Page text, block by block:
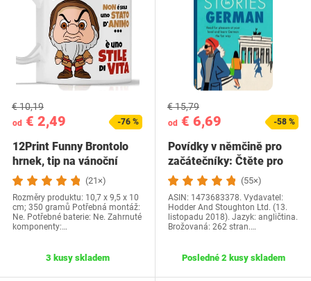
od € 2,49
€ 10,19
-76 %
12Print Funny Brontolo
hrnek, tip na vánoční
dárek a…
(21×)
Rozměry produktu: 10,7 x 9,5 x 10
cm; 350 gramů Potřebná montáž:
Ne. Potřebné baterie: Ne. Zahrnuté
komponenty:…
3 kusy skladem
od € 6,69
€ 15,79
-58 %
Povídky v němčině pro
začátečníky: Čtěte pro
radost na své…(55×)
ASIN: 1473683378. Vydavatel:
Hodder And Stoughton Ltd. (13.
listopadu 2018). Jazyk: angličtina.
Brožovaná: 262 stran.…
Posledné 2 kusy skladem